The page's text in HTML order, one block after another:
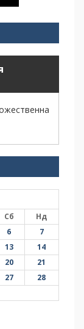
Сб
Нд
6
7
13
14
20
21
27
28